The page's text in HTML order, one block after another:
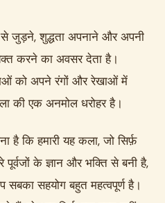
से जुड़ने, शुद्धता अपनाने और अपनी
करने का अवसर देता है।
को अपने रंगों और रेखाओं में
की एक अनमोल धरोहर है।
कि हमारी यह कला, जो सिर्फ़
के ज्ञान और भक्ति से बनी है,
सहयोग बहुत महत्वपूर्ण है।